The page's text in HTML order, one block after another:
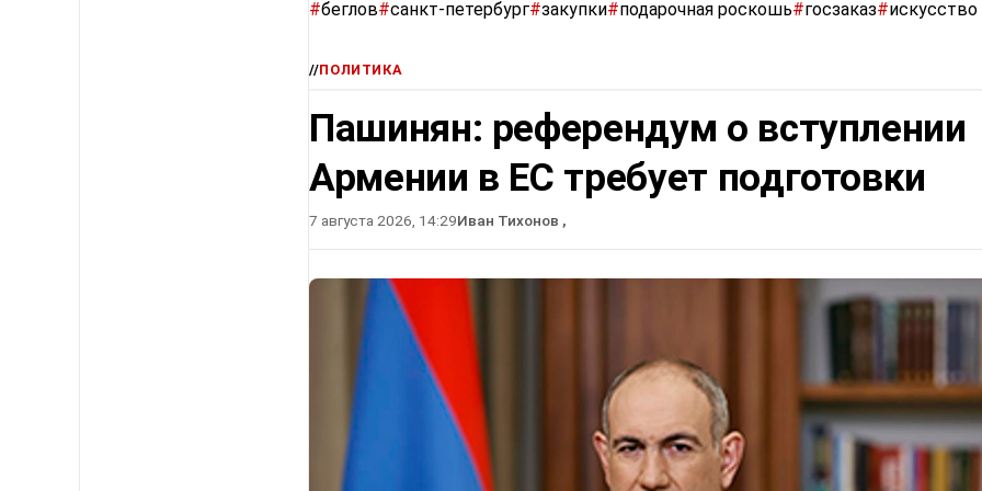
#беглов#санкт-петербург#закупки#подарочная роскошь#госзаказ#искусство
//ПОЛИТИКА
Пашинян: референдум о вступлении
Армении в ЕС требует подготовки
7 августа 2026, 14:29Иван Тихонов ,